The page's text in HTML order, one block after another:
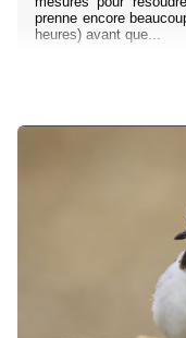
prenne encore
heures) avant que...